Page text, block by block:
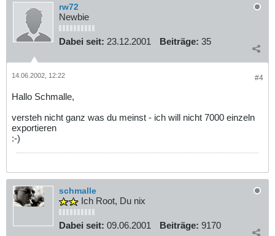
rw72
Newbie
Dabei seit: 23.12.2001 Beiträge: 35
#4
14.06.2002, 12:22
Hallo Schmalle,
versteh nicht ganz was du meinst - ich will nicht 7000 einzeln
exportieren
:-)
schmalle
Ich Root, Du nix
Dabei seit: 09.06.2001 Beiträge: 9170